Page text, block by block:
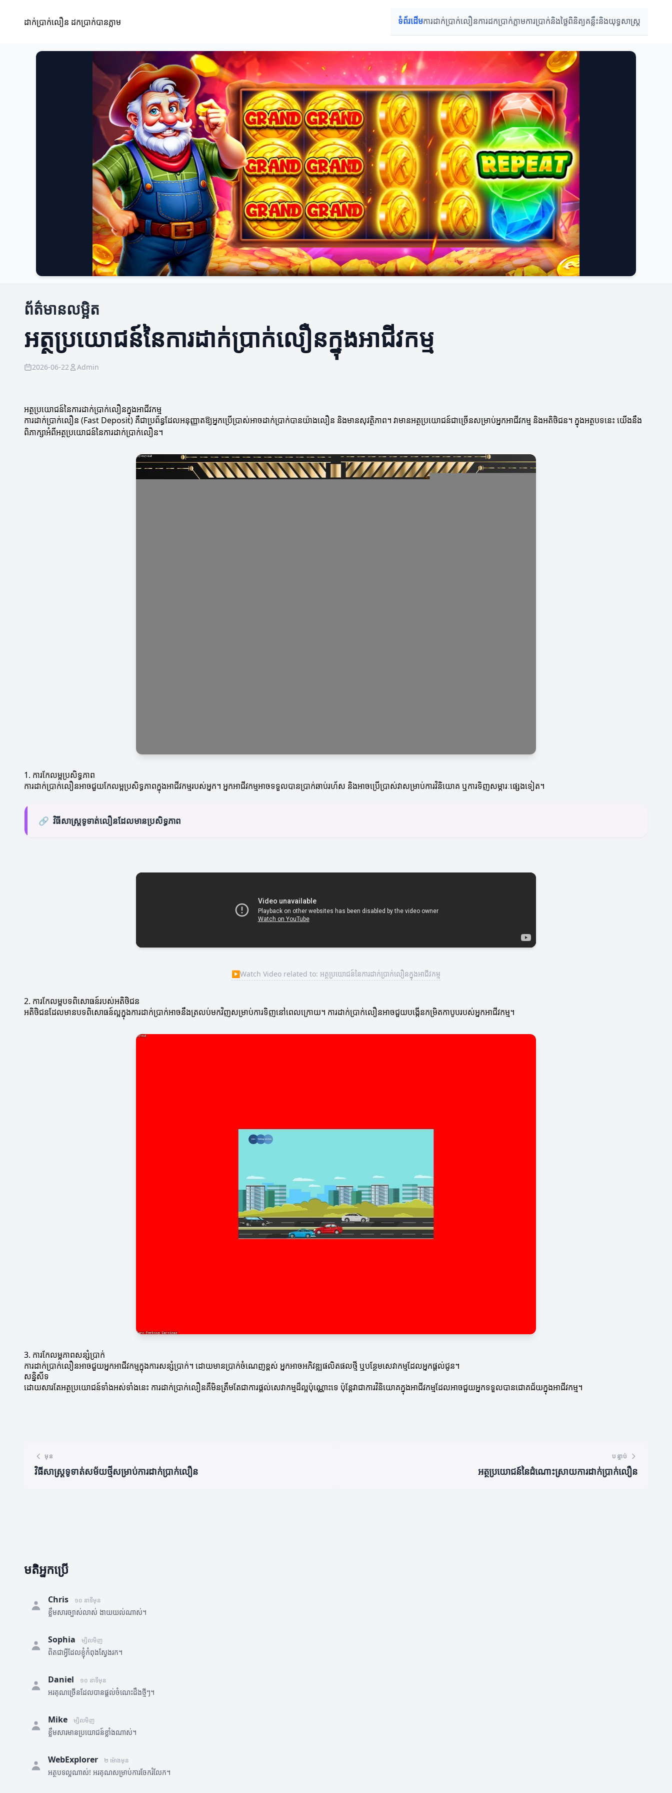
ដាក់ប្រាក់លឿន ដកប្រាក់បានភ្លាម ទំព័រដើមការដាក់ប្រាក់លឿនការដកប្រាក់ភ្លាមការប្រាក់និងថ្លៃពិនិត្យគន្លឹះនិងយុទ្ធសាស្រ្ត
ព័ត៌មានលម្អិត
អត្ថប្រយោជន៍នៃការដាក់ប្រាក់លឿនក្នុងអាជីវកម្ម
2026-06-22 Admin
អត្ថប្រយោជន៍នៃការដាក់ប្រាក់លឿនក្នុងអាជីវកម្ម
ការដាក់ប្រាក់លឿន (Fast Deposit) គឺជាប្រព័ន្ធដែលអនុញ្ញាតឱ្យអ្នកប្រើប្រាស់អាចដាក់ប្រាក់បានយ៉ាងលឿន និងមានសុវត្ថិភាព។ វាមានអត្ថប្រយោជន៍ជាច្រើនសម្រាប់អ្នកអាជីវកម្ម និងអតិថិជន។ ក្នុងអត្ថបទនេះ យើងនឹង
ពិភាក្សាអំពីអត្ថប្រយោជន៍នៃការដាក់ប្រាក់លឿន។
1. ការកែលម្អប្រសិទ្ធភាព
ការដាក់ប្រាក់លឿនអាចជួយកែលម្អប្រសិទ្ធភាពក្នុងអាជីវកម្មរបស់អ្នក។ អ្នកអាជីវកម្មអាចទទួលបានប្រាក់ឆាប់រហ័ស និងអាចប្រើប្រាស់វាសម្រាប់ការវិនិយោគ ឬការទិញសម្ភារៈផ្សេងទៀត។
🔗 វិធីសាស្ត្រទូទាត់លឿនដែលមានប្រសិទ្ធភាព
▶Watch Video related to: អត្ថប្រយោជន៍នៃការដាក់ប្រាក់លឿនក្នុងអាជីវកម្ម
2. ការកែលម្អបទពិសោធន៍របស់អតិថិជន
អតិថិជនដែលមានបទពិសោធន៍ល្អក្នុងការដាក់ប្រាក់អាចនឹងត្រលប់មកវិញសម្រាប់ការទិញនៅពេលក្រោយ។ ការដាក់ប្រាក់លឿនអាចជួយបង្កើនកម្រិតកាបូបរបស់អ្នកអាជីវកម្ម។
3. ការកែលម្អភាពសន្សំប្រាក់
ការដាក់ប្រាក់លឿនអាចជួយអ្នកអាជីវកម្មក្នុងការសន្សំប្រាក់។ ដោយមានប្រាក់ចំណេញខ្ពស់ អ្នកអាចអភិវឌ្ឍផលិតផលថ្មី ឬបន្ថែមសេវាកម្មដែលអ្នកផ្តល់ជូន។
សន្និសីទ
ដោយសារតែអត្ថប្រយោជន៍ទាំងអស់ទាំងនេះ ការដាក់ប្រាក់លឿនគឺមិនត្រឹមតែជាការផ្តល់សេវាកម្មដ៏ល្អប៉ុណ្ណោះទេ ប៉ុន្តែវាជាការវិនិយោគក្នុងអាជីវកម្មដែលអាចជួយអ្នកទទួលបានជោគជ័យក្នុងអាជីវកម្ម។
មុន
វិធីសាស្ត្រទូទាត់សម័យថ្មីសម្រាប់ការដាក់ប្រាក់លឿន
បន្ទាប់
អត្ថប្រយោជន៍នៃដំណោះស្រាយការដាក់ប្រាក់លឿន
មតិអ្នកប្រើ
Chris ១០ នាទីមុន
ខ្លឹមសារច្បាស់លាស់ ងាយយល់ណាស់។
Sophia ម្សិលមិញ
ពិតជាអ្វីដែលខ្ញុំកំពុងស្វែងរក។
Daniel ១០ នាទីមុន
អរគុណច្រើនដែលបានផ្តល់ចំណេះដឹងថ្មីៗ។
Mike ម្សិលមិញ
ខ្លឹមសារមានប្រយោជន៍ខ្លាំងណាស់។
WebExplorer ២ ម៉ោងមុន
អត្ថបទល្អណាស់! អរគុណសម្រាប់ការចែករំលែក។